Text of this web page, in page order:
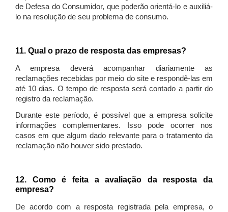
de Defesa do Consumidor, que poderão orientá-lo e auxiliá-
lo na resolução de seu problema de consumo.
11. Qual o prazo de resposta das empresas?
A empresa deverá acompanhar diariamente as
reclamações recebidas por meio do site e respondê-las em
até 10 dias. O tempo de resposta será contado a partir do
registro da reclamação.
Durante este período, é possível que a empresa solicite
informações complementares. Isso pode ocorrer nos
casos em que algum dado relevante para o tratamento da
reclamação não houver sido prestado.
12. Como é feita a avaliação da resposta da
empresa?
De acordo com a resposta registrada pela empresa, o